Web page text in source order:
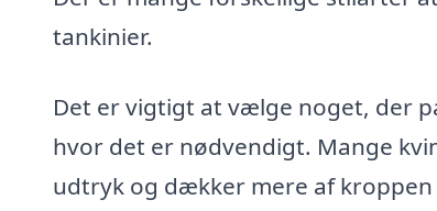
tankinier.
Det er vigtigt at vælge noget, der
hvor det er nødvendigt. Mange
udtryk og dækker mere af kroppen